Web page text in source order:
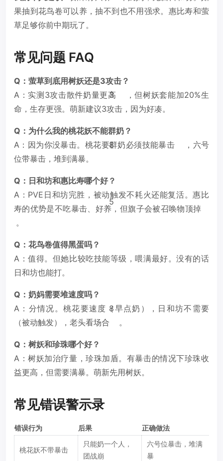
果抽到花鸟卷可以养，抽不到也不用强求。惠比寿和萤
草足够你前中期玩了。
常见问题 FAQ
Q：萤草到底用树妖还是3攻击？
A：实测3攻击散件奶量更高
3
，但树妖套能加20%生
命，生存更强。萌新建议3攻击，因为好凑。
Q：为什么我的桃花妖不能群奶？
A：因为你没暴击。桃花要群奶必须技能暴击
8
，六号
位带暴击，堆到满暴。
Q：日和坊和惠比寿哪个好？
A：PVE日和坊完胜，被动触发不耗火还能复活。惠比
寿的优势是不吃暴击、好养，但旗子会被召唤物顶掉
5
。
Q：花鸟卷值得黑蛋吗？
A：值得。但她比较吃技能等级，喂满最好。没有的话
日和坊也能打。
Q：奶妈需要堆速度吗？
A：分情况。桃花要速度（早点奶），日和坊不需要
（被动触发），老头看场合
8
。
Q：树妖和珍珠哪个好？
A：树妖加治疗量，珍珠加盾。有暴击的情况下珍珠收
益更高，但需要满暴。萌新先用树妖。
常见错误警示录
错误行为 后果 正确做法
桃花妖不带暴击
只能奶一个人，
团战崩
六号位暴击，堆满
暴